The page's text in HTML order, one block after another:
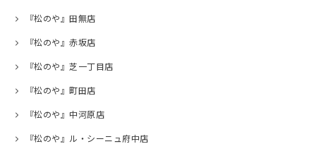
『松のや』田無店
『松のや』赤坂店
『松のや』芝一丁目店
『松のや』町田店
『松のや』中河原店
『松のや』ル・シーニュ府中店